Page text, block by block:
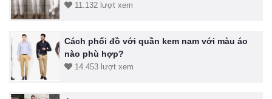
11.132 lượt xem
Cách phối đồ với quần kem nam với màu áo
nào phù hợp?
14.453 lượt xem